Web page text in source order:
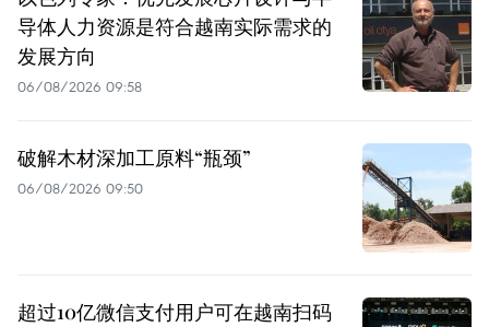
导体人力资源是符合越南实际需求的
发展方向
06/08/2026 09:58
破解木材深加工原料“瓶颈”
06/08/2026 09:50
超过10亿微信支付用户可在越南扫码